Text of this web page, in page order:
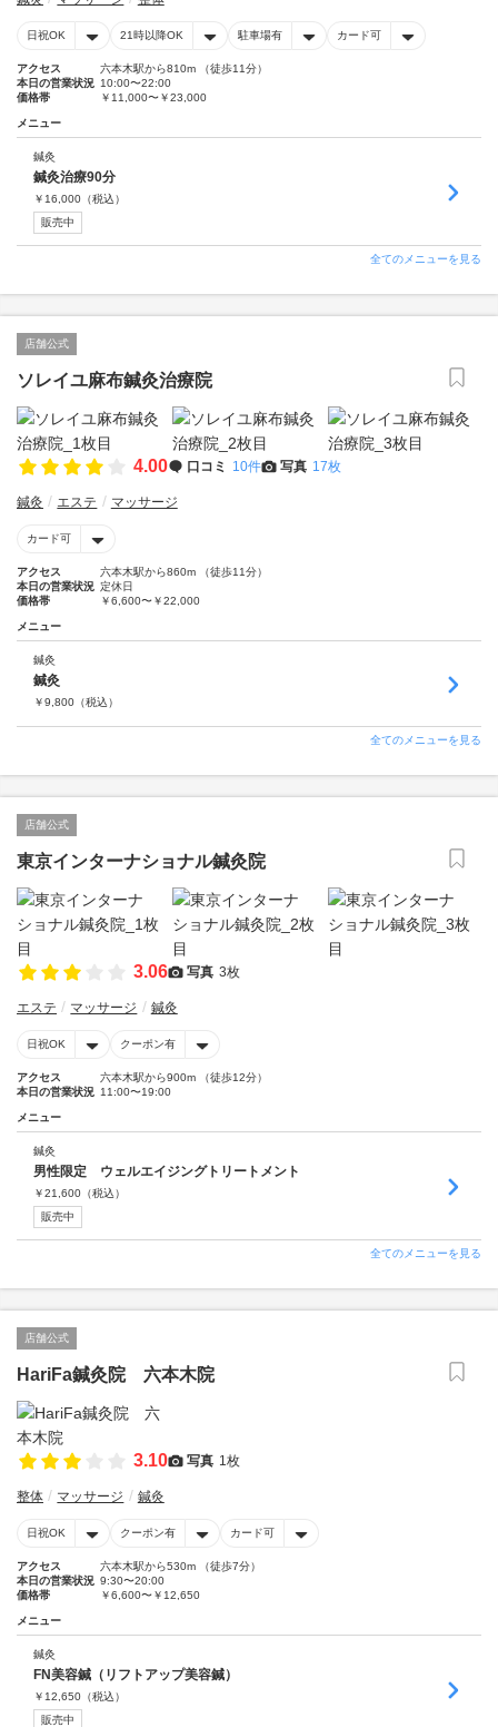
日祝OK 21時以降OK 駐車場有 カード可
アクセス
六本木駅から810m （徒歩11分）
本日の営業状況 10:00〜22:00
価格帯
￥11,000〜￥23,000
メニュー
鍼灸
鍼灸治療90分
￥ 16,000 （税込）
販売中
全てのメニューを見る
店舗公式
ソレイユ麻布鍼灸治療院
4.00 口コミ 10件 写真 17枚
鍼灸 エステ マッサージ
カード可
アクセス
六本木駅から860m （徒歩11分）
本日の営業状況 定休日
価格帯
￥6,600〜￥22,000
メニュー
鍼灸
鍼灸
￥9,800 （税込）
全てのメニューを見る
店舗公式
東京インターナショナル鍼灸院
3.06 写真 3枚
エステ マッサージ 鍼灸
日祝OK クーポン有
アクセス
六本木駅から900m （徒歩12分）
本日の営業状況 11:00〜19:00
メニュー
鍼灸
男性限定 ウェルエイジングトリートメント
￥21,600 （税込）
販売中
全てのメニューを見る
店舗公式
HariFa鍼灸院 六本木院
3.10 写真 1枚
整体 マッサージ 鍼灸
日祝OK クーポン有 カード可
アクセス
六本木駅から530m （徒歩7分）
本日の営業状況 9:30〜20:00
価格帯
￥6,600〜￥12,650
メニュー
鍼灸
FN美容鍼（リフトアップ美容鍼）
￥ 12,650 （税込）
販売中